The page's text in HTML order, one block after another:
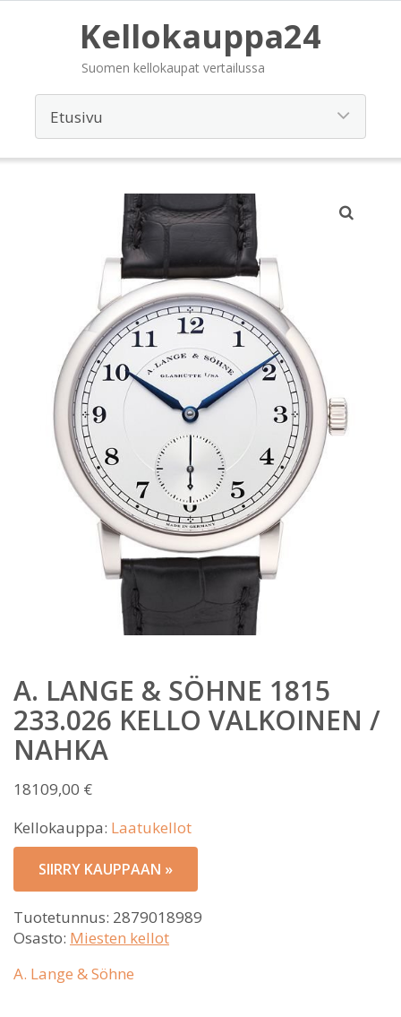
Kellokauppa24
Suomen kellokaupat vertailussa
A. LANGE & SÖHNE 1815
233.026 KELLO VALKOINEN /
NAHKA
18109,00 €
Kellokauppa: Laatukellot
SIIRRY KAUPPAAN »
Tuotetunnus: 2879018989
Osasto: Miesten kellot
A. Lange & Söhne